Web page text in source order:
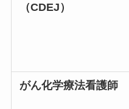
（CDEJ）
がん化学療法看護師